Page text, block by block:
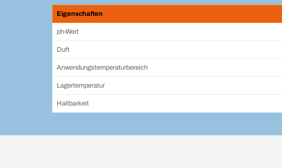
Eigenschaften
ph-Wert
Duft
Anwendungstemperaturbereich
Lagertemperatur
Haltbarkeit